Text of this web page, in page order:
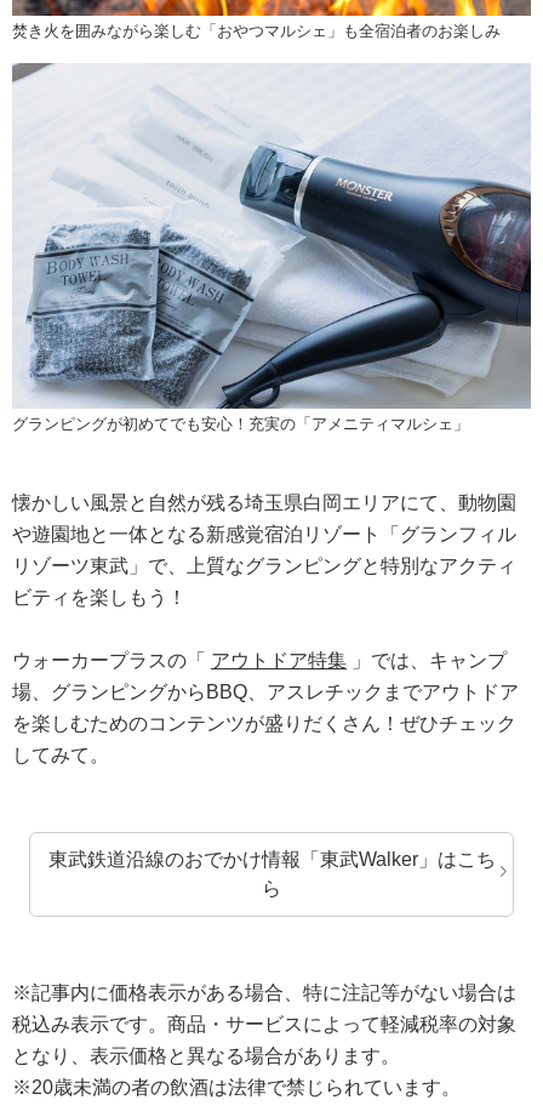
焚き火を囲みながら楽しむ「おやつマルシェ」も全宿泊者のお楽しみ
グランピングが初めてでも安心！充実の「アメニティマルシェ」
懐かしい風景と自然が残る埼玉県白岡エリアにて、動物園
や遊園地と一体となる新感覚宿泊リゾート「グランフィル
リゾーツ東武」で、上質なグランピングと特別なアクティ
ビティを楽しもう！
ウォーカープラスの「 アウトドア特集 」では、キャンプ
場、グランピングからBBQ、アスレチックまでアウトドア
を楽しむためのコンテンツが盛りだくさん！ぜひチェック
してみて。
東武鉄道沿線のおでかけ情報「東武Walker」はこち
ら
※記事内に価格表示がある場合、特に注記等がない場合は
税込み表示です。商品・サービスによって軽減税率の対象
となり、表示価格と異なる場合があります。
※20歳未満の者の飲酒は法律で禁じられています。